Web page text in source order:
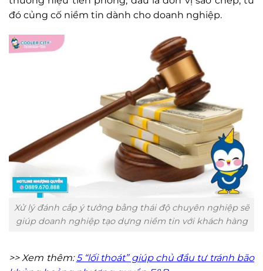
đó củng cố niềm tin dành cho doanh nghiệp.
Xử lý đánh cắp ý tưởng bằng thái độ chuyên nghiệp sẽ
giúp doanh nghiệp tạo dựng niềm tin với khách hàng
>> Xem thêm:5 “lối thoát” giúp chủ đầu tư tránh bão